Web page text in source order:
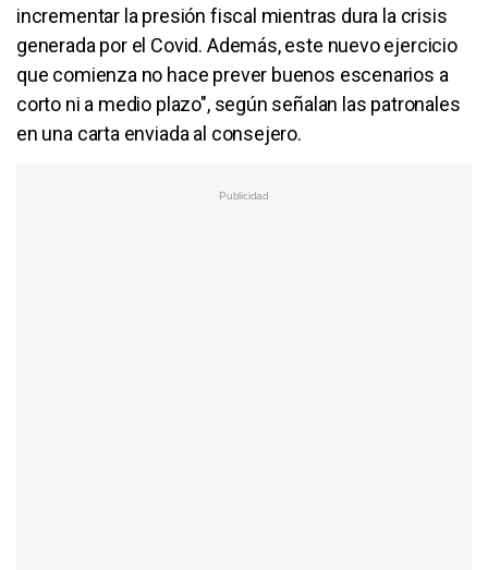
incrementar la presión fiscal mientras dura la crisis
generada por el Covid. Además, este nuevo ejercicio
que comienza no hace prever buenos escenarios a
corto ni a medio plazo", según señalan las patronales
en una carta enviada al consejero.